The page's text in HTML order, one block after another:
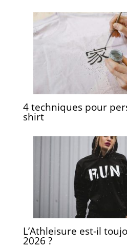
4 techniques pour
shirt
L’Athleisure est-il
2026 ?